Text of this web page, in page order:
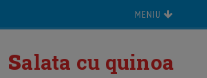
MENIU
salata cu quinoa